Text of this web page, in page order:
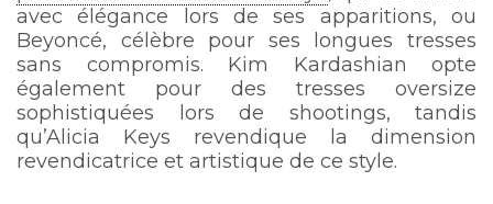
avec élégance lors de ses apparitions, ou
Beyoncé, célèbre pour ses longues tresses
sans compromis. Kim Kardashian opte
également pour des tresses oversize
sophistiquées lors de shootings, tandis
qu’Alicia Keys revendique la dimension
revendicatrice et artistique de ce style.